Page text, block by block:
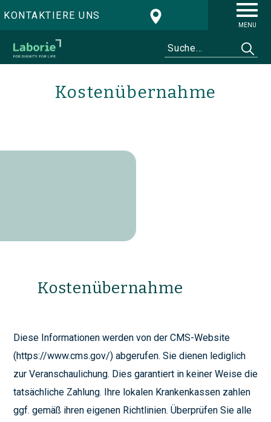
KONTAKTIERE UNS
MENU
Kostenübernahme
Kostenübernahme
Diese Informationen werden von der CMS-Website
(https://www.cms.gov/) abgerufen. Sie dienen lediglich
zur Veranschaulichung. Dies garantiert in keiner Weise die
tatsächliche Zahlung. Ihre lokalen Krankenkassen zahlen
ggf. gemäß ihren eigenen Richtlinien. Überprüfen Sie alle